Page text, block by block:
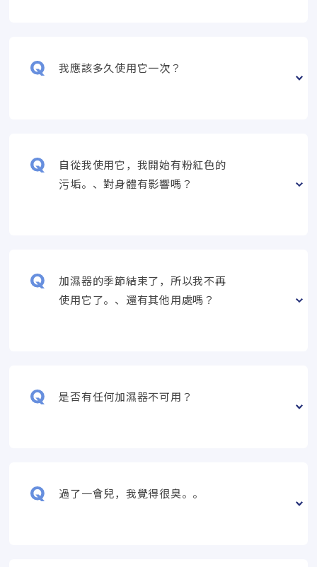
我應該多久使用它一次？
自從我使用它，我開始有粉紅色的
污垢。、對身體有影響嗎？
加濕器的季節結束了，所以我不再
使用它了。、還有其他用處嗎？
是否有任何加濕器不可用？
過了一會兒，我覺得很臭。。